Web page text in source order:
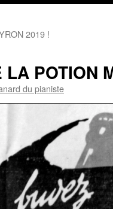
2019 !
POTION
du pianiste